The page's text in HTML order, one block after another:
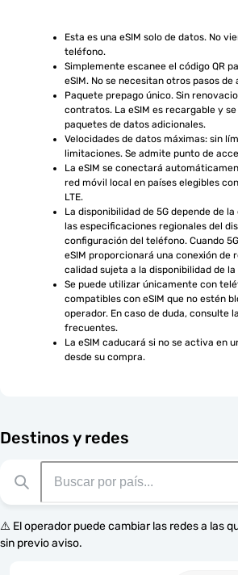
Esta es una eSIM solo de datos. No
teléfono.
Simplemente escanee el código QR
eSIM. No se necesitan otros pasos
Paquete prepago único. Sin
contratos. La eSIM es recargable y
paquetes de datos adicionales.
Velocidades de datos máximas: sin
limitaciones. Se admite punto de
La eSIM se conectará
red móvil local en países elegibles
LTE.
La disponibilidad de 5G depende de
las especificaciones regionales del
configuración del teléfono. Cuando
eSIM proporcionará una conexión de
calidad sujeta a la disponibilidad de la
Se puede utilizar únicamente con
compatibles con eSIM que no estén
operador. En caso de duda, consulte
frecuentes.
La eSIM caducará si no se activa en
desde su compra.
Destinos y redes
⚠️ El operador puede cambiar las redes a las
sin previo aviso.